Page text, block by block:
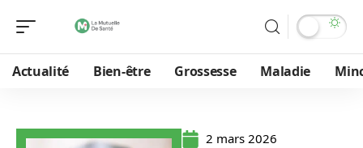
Actualité Bien-être Grossesse Maladie
2 mars 2026